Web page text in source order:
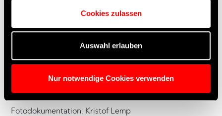
Cookies zulassen
Auswahl erlauben
Nur notwendige Cookies verwenden
Medientechnik: Hibino Deutschland GmbH,
Licht- und Tontechnik: BELA GmbH, Neufahrn
Digitale Assets: 27 Kilometer Entertainment GmbH,
Hamburg
Fotodokumentation: Kristof Lemp